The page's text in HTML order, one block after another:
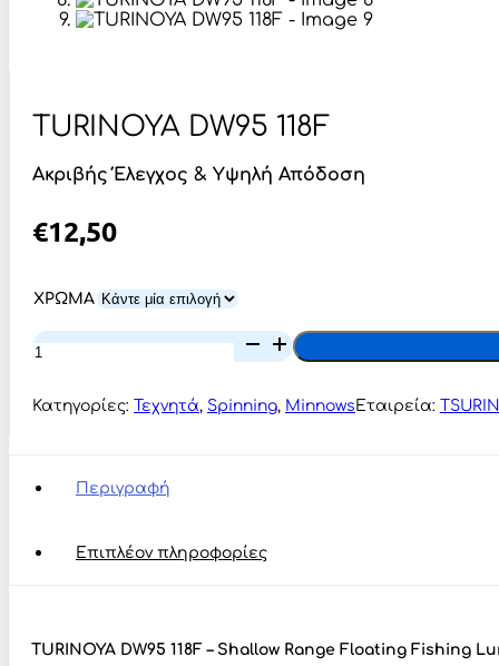
ΤURINOYA DW95 118F
Ακριβής Έλεγχος & Υψηλή Απόδοση
€12,50
ΧΡΩΜΑ
ΤURINOYA
DW95
ποσότητα
Κατηγορίες: Τεχνητά, Spinning, Minnows Εταιρεία:
Περιγραφή
Επιπλέον πληροφορίες
ΤURINOYA DW95 118F – Shallow Range Floating Fishing